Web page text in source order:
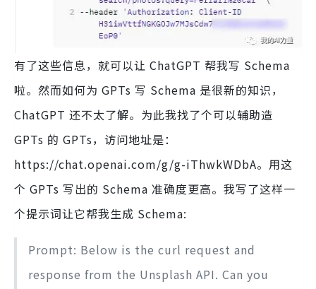
有了这些信息，就可以让 ChatGPT 帮我写 Schema
啦。然而如何为 GPTs 写 Schema 是很新的知识，
ChatGPT 还不太了解。为此我找了个可以辅助造
GPTs 的 GPTs，访问地址是：
https://chat.openai.com/g/g-iThwkWDbA。用这
个 GPTs 写出的 Schema 准确度更高。我写了这样一
个提示词让它帮我生成 Schema:
Prompt: Below is the curl request and
response from the Unsplash API. Can you